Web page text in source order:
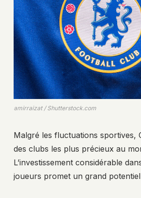
amirraizat / Shutterstock.com
Malgré les fluctuations sportives,
des clubs les plus précieux au
L’investissement considérable
joueurs promet un grand